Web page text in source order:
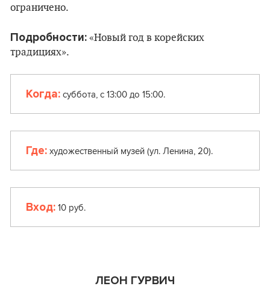
ограничено.
Подробности: «Новый год в корейских
традициях».
Когда:суббота, с 13:00 до 15:00.
Где:художественный музей (ул. Ленина, 20).
Вход:10 руб.
ЛЕОН ГУРВИЧ